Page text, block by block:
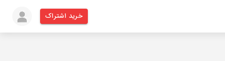
خرید اشتراک